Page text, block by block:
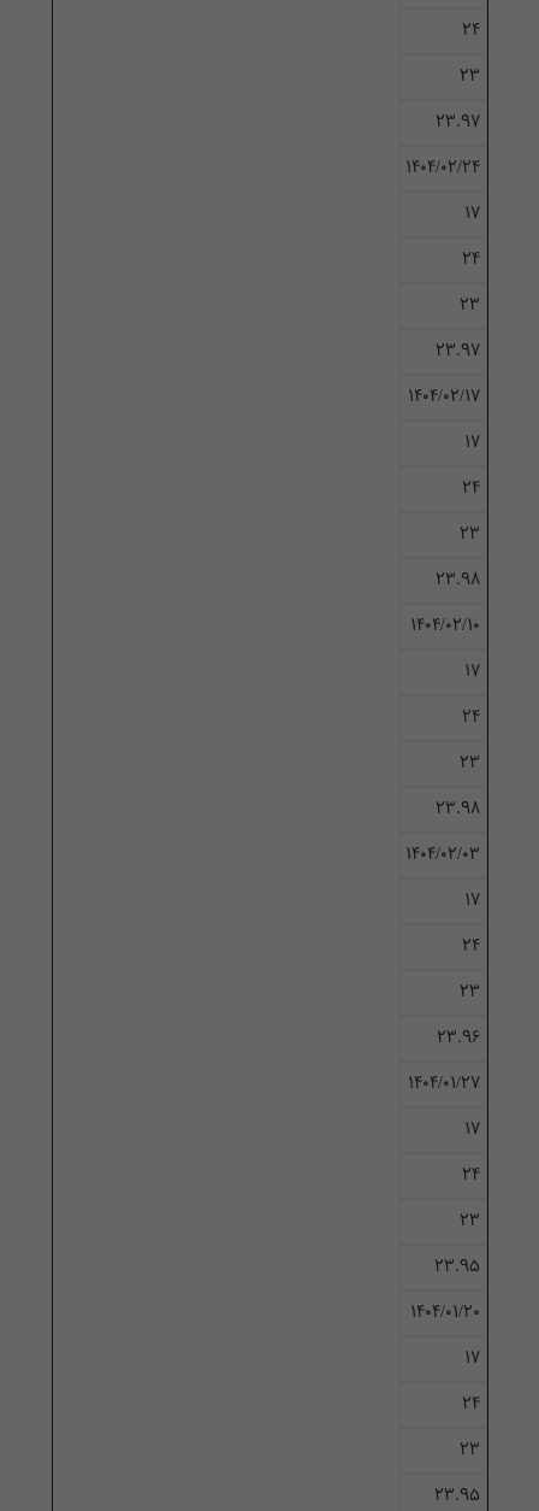
24
23
23.97
۱۴۰۴/۰۲/۲۴
17
24
23
23.97
۱۴۰۴/۰۲/۱۷
17
24
23
23.98
۱۴۰۴/۰۲/۱۰
17
24
23
23.98
۱۴۰۴/۰۲/۰۳
17
24
23
23.96
۱۴۰۴/۰۱/۲۷
17
24
23
23.95
۱۴۰۴/۰۱/۲۰
17
24
23
23.95